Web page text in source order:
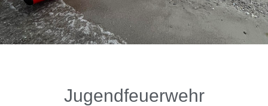
Jugendfeuerwehr